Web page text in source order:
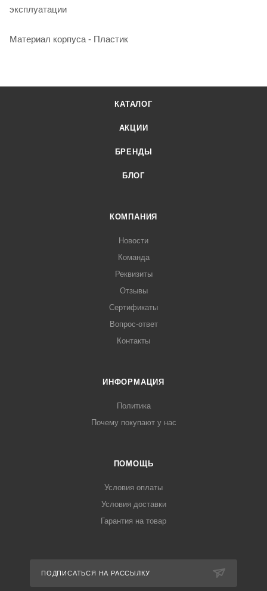
эксплуатации
Материал корпуса - Пластик
КАТАЛОГ
АКЦИИ
БРЕНДЫ
БЛОГ
КОМПАНИЯ
Новости
Команда
Реквизиты
Отзывы
Сертификаты
Вопрос-ответ
Контакты
ИНФОРМАЦИЯ
Политика
Почему покупают у нас
ПОМОЩЬ
Условия оплаты
Условия доставки
Гарантия на товар
ПОДПИСАТЬСЯ НА РАССЫЛКУ